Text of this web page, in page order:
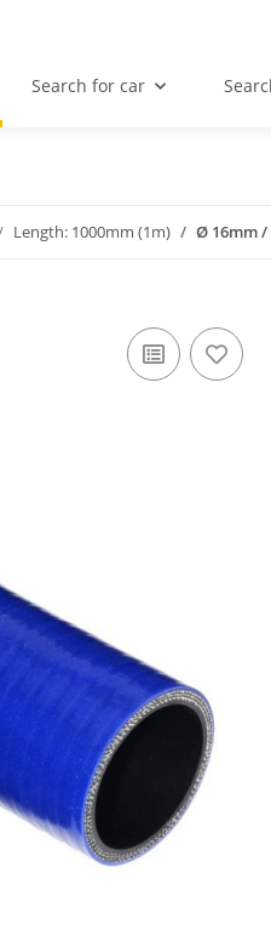
Search for car
Length: 1000mm (1m) Ø 16mm /